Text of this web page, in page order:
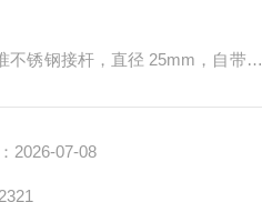
不锈钢接杆，直径 25mm，自带底
2026-07-08